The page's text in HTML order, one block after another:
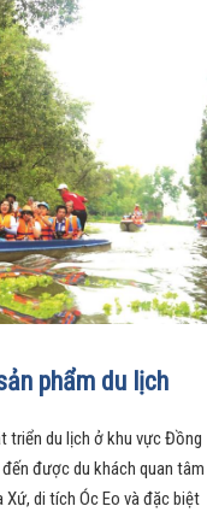
phẩm du lịch
triển du lịch ở khu vực Đồng
được du khách quan tâm
Xứ, di tích Óc Eo và đặc biệt